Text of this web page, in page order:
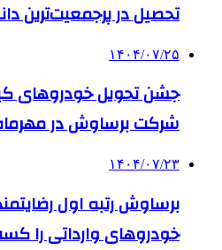
تحصیل در پرجمعیت‌ترین
۱۴۰۴/۰۷/۲۵
جشن تحویل خودروهای
شرکت برساوش در
۱۴۰۴/۰۷/۲۳
برساوش رتبه اول
خودروهای وارداتی را